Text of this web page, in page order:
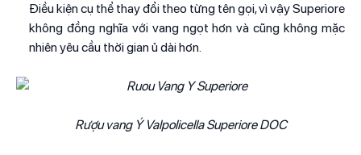
Điều kiện cụ thể thay đổi theo từng tên gọi, vì vậy Superiore
không đồng nghĩa với vang ngọt hơn và cũng không mặc
nhiên yêu cầu thời gian ủ dài hơn.
Rượu vang Ý Valpolicella Superiore DOC